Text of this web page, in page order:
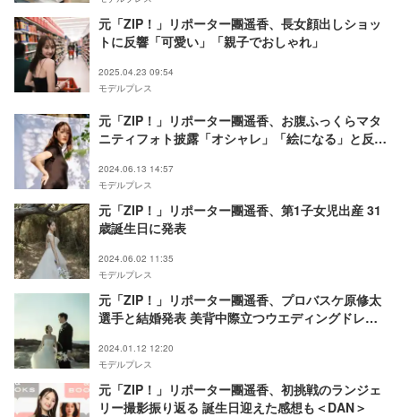
元「ZIP！」リポーター團遥香、長女顔出しショッ
トに反響「可愛い」「親子でおしゃれ」
2025.04.23 09:54
モデルプレス
元「ZIP！」リポーター團遥香、お腹ふっくらマタ
ニティフォト披露「オシャレ」「絵になる」と反響
2024.06.13 14:57
モデルプレス
元「ZIP！」リポーター團遥香、第1子女児出産 31
歳誕生日に発表
2024.06.02 11:35
モデルプレス
元「ZIP！」リポーター團遥香、プロバスケ原修太
選手と結婚発表 美背中際立つウエディングドレス
2024.01.12 12:20
モデルプレス
元「ZIP！」リポーター團遥香、初挑戦のランジェ
リー撮影振り返る 誕生日迎えた感想も＜DAN＞